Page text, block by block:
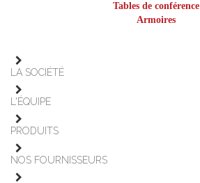
Tables de conférence
Armoires
LA SOCIÉTÉ
L'ÉQUIPE
PRODUITS
NOS FOURNISSEURS